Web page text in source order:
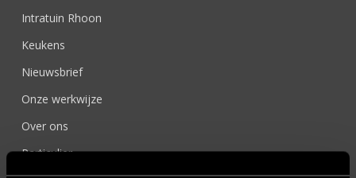
Intratuin Rhoon
Keukens
Nieuwsbrief
Onze werkwijze
Over ons
Particulier